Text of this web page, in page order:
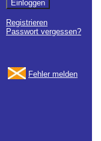
Registrieren
Passwort vergessen?
Fehler melden